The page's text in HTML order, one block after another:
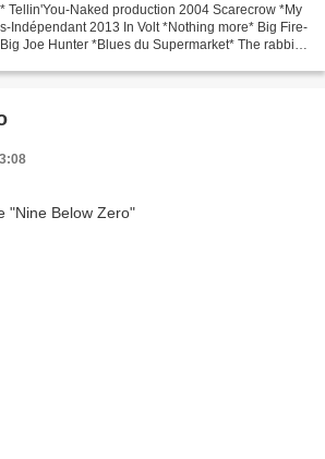
Tellin'You-Naked production 2004 Scarecrow *My
Indépendant 2013 In Volt *Nothing more* Big Fire-
Joe Hunter *Blues du Supermarket* The rabbit